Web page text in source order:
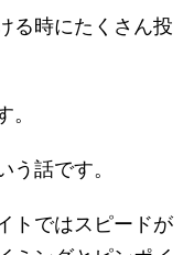
キーはソワソワしますよね。た
る時にたくさん投
話です。
トではスピードが